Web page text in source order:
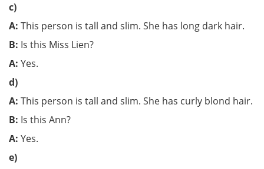
c)
A: This person is tall and slim. She has long dark hair.
B: Is this Miss Lien?
A: Yes.
d)
A: This person is tall and slim. She has curly blond hair.
B: Is this Ann?
A: Yes.
e)